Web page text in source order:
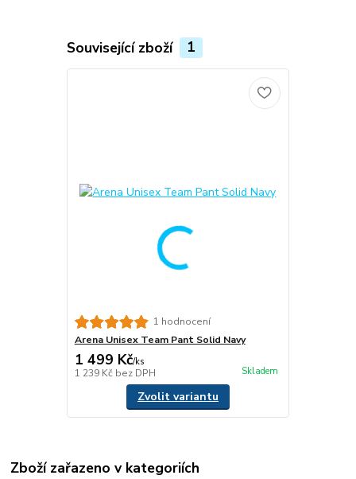
Související zboží 1
1 hodnocení
Arena Unisex Team Pant Solid Navy
1 499 Kč/ks
1 239 Kč bez DPH Skladem
Zvolit variantu
Zboží zařazeno v kategoriích